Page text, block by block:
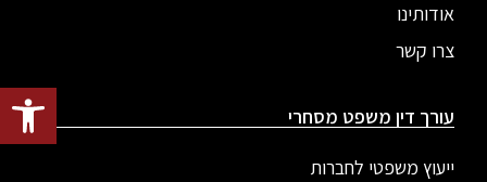
פתח
אודותינו
צרו קשר
עורך דין משפט מסחרי
ייעוץ משפטי לחברות